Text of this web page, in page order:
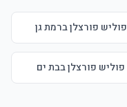
פוליש פורצלן ברמת גן
פוליש פורצלן בבת ים